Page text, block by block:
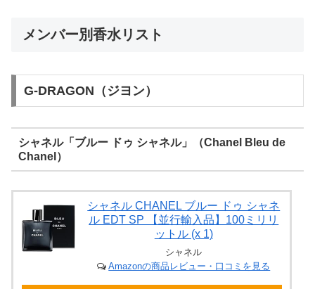
メンバー別香水リスト
G-DRAGON（ジヨン）
シャネル「ブルー ドゥ シャネル」（Chanel Bleu de
Chanel）
シャネル CHANEL ブルー ドゥ シャネ
ル EDT SP 【並行輸入品】100ミリリ
ットル (x 1)
シャネル
Amazonの商品レビュー・口コミを見る